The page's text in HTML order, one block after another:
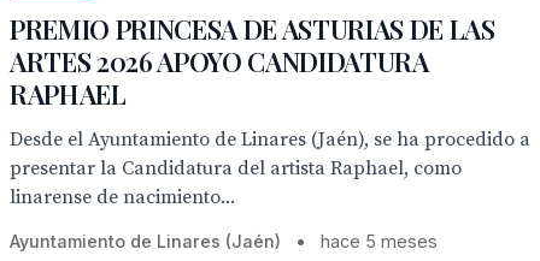
PREMIO PRINCESA DE ASTURIAS DE LAS
ARTES 2026 APOYO CANDIDATURA
RAPHAEL
Desde el Ayuntamiento de Linares (Jaén), se ha procedido a
presentar la Candidatura del artista Raphael, como
linarense de nacimiento...
Ayuntamiento de Linares (Jaén) • hace 5 meses